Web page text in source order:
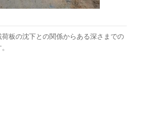
板の沈下との関係からある深さまでの